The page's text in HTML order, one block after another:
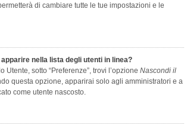
di cambiare tutte le tue impostazioni e le
nella lista degli utenti in linea?
Utente, sotto “Preferenze”, trovi l’opzione Nascondi il
questa opzione, apparirai solo agli amministratori e a
come utente nascosto.